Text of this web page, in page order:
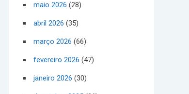
maio 2026 (28)
abril 2026 (35)
março 2026 (66)
fevereiro 2026 (47)
janeiro 2026 (30)